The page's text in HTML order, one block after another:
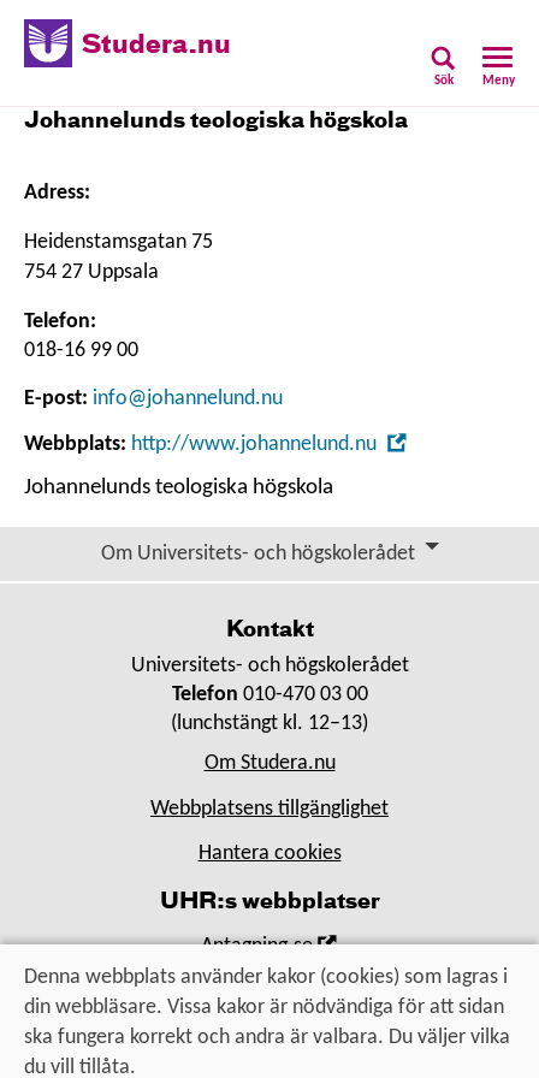
Studera.nu
Sök Meny
Johannelunds teologiska högskola
Adress:
Heidenstamsgatan 75
754 27 Uppsala
Telefon:
018-16 99 00
E-post: info@johannelund.nu
Webbplats: http://www.johannelund.nu
nytt
fönster
Johannelunds teologiska högskola
Om Universitets- och högskolerådet
Kontakt
Universitets- och högskolerådet
Telefon 010-470 03 00
(lunchstängt kl. 12–13)
Om Studera.nu
Webbplatsens tillgänglighet
Hantera cookies
UHR:s webbplatser
Antagning.se
,
Öppna
i
nytt
Universityadmissions.se
,
Öppna
i
Uhr.se
,
Denna webbplats använder kakor (cookies) som lagras i
din webbläsare. Vissa kakor är nödvändiga för att sidan
ska fungera korrekt och andra är valbara. Du väljer vilka
du vill tillåta.